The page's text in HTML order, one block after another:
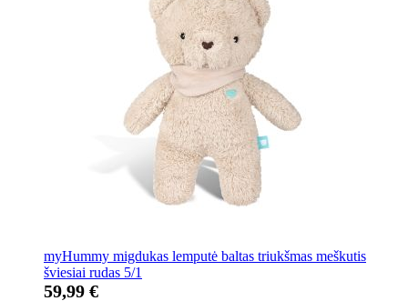
myHummy migdukas lemputė baltas triukšmas meškutis
šviesiai rudas 5/1
59,99 €